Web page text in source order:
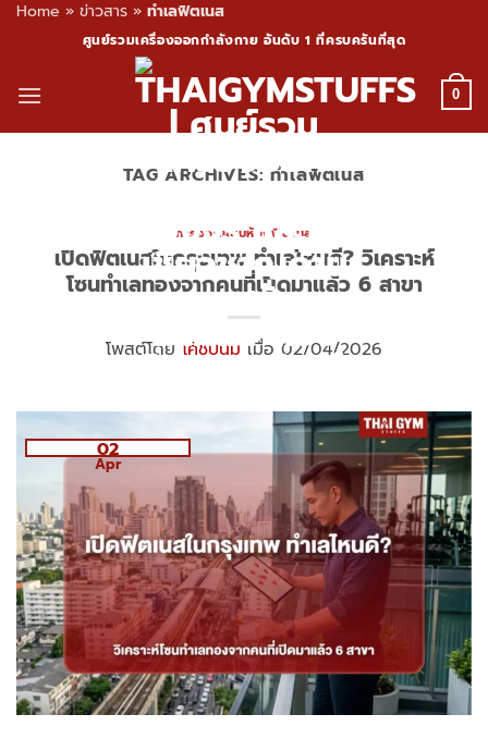
Home » ข่าวสาร » ทำเลฟิตเนส
content
ศูนย์รวมเครื่องออกกำลังกาย อันดับ 1 ที่ครบครันที่สุด
0
TAG ARCHIVES:ทำเลฟิตเนส
การออกแบบห้องฟิตเนส
เปิดฟิตเนสในกรุงเทพ ทำเลไหนดี? วิเคราะห์
โซนทำเลทองจากคนที่เปิดมาแล้ว 6 สาขา
โพสต์โดย โค้ชปูนิ่ม เมื่อ 02/04/2026
02
Apr